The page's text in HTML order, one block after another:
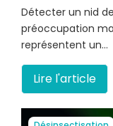
Détecter un nid
préoccupation
représentent un…
Lire l'article